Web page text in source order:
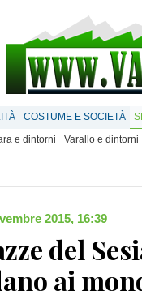
COSTUME E SOCIETÀ
e dintorni Varallo e dintorni
2015, 16:39
del
ai